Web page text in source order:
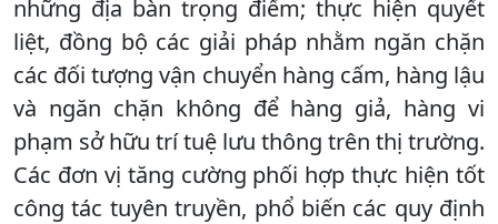
những địa bàn trọng điểm; thực hiện quyết
liệt, đồng bộ các giải pháp nhằm ngăn chặn
các đối tượng vận chuyển hàng cấm, hàng lậu
và ngăn chặn không để hàng giả, hàng vi
phạm sở hữu trí tuệ lưu thông trên thị trường.
Các đơn vị tăng cường phối hợp thực hiện tốt
công tác tuyên truyền, phổ biến các quy định